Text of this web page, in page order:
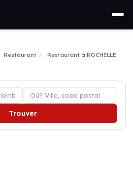
Restaurant
Restaurant à ROCHELLE
Trouver